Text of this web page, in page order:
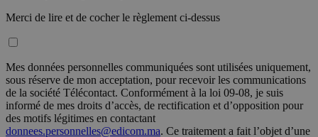
Merci de lire et de cocher le règlement ci-dessus
Mes données personnelles communiquées sont utilisées uniquement,
sous réserve de mon acceptation, pour recevoir les communications
de la société Télécontact. Conformément à la loi 09-08, je suis
informé de mes droits d’accès, de rectification et d’opposition pour
des motifs légitimes en contactant
donnees.personnelles@edicom.ma. Ce traitement a fait l’objet d’une